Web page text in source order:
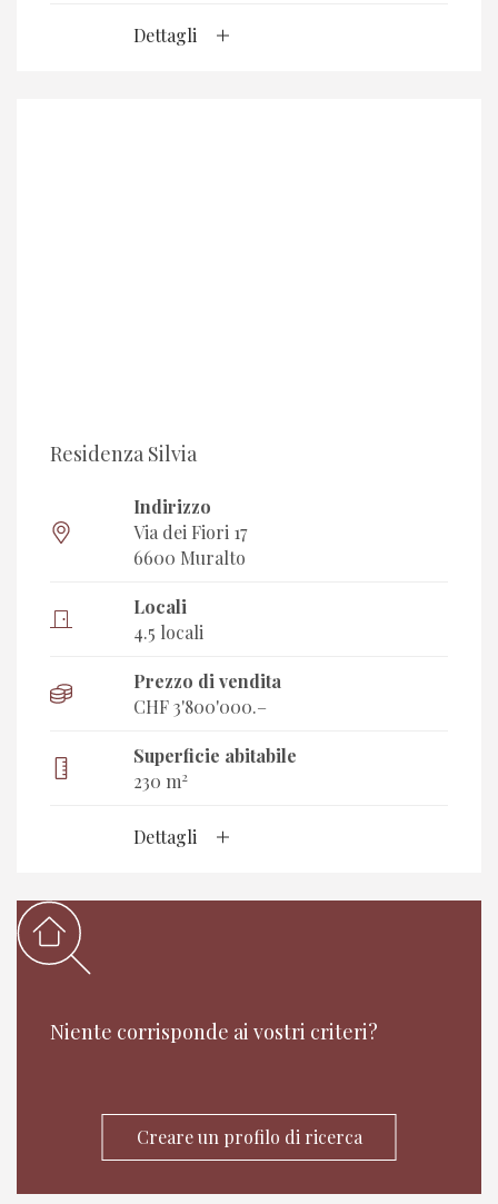
Dettagli
Residenza Silvia
Indirizzo
Via dei Fiori 17
6600 Muralto
Locali
4.5 locali
Prezzo di vendita
CHF 3'800'000.–
Superficie abitabile
230 m2
Dettagli
Niente corrisponde ai vostri criteri?
Creare un profilo di ricerca